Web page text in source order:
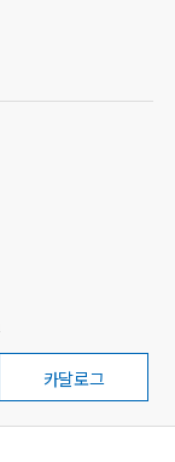
카달로그